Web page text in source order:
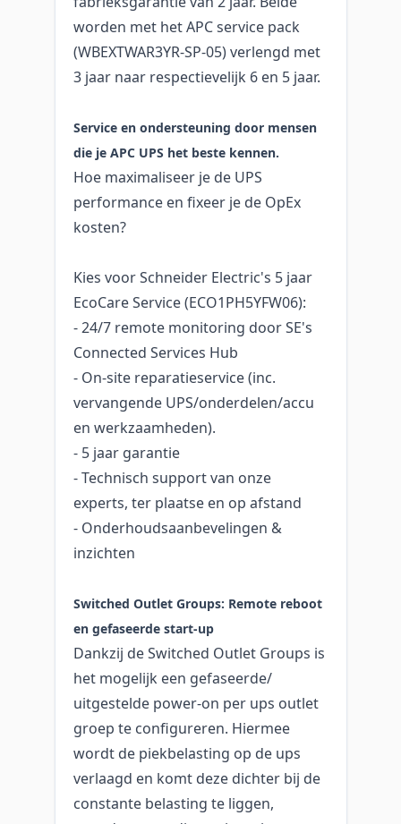
worden met het APC service pack
(WBEXTWAR3YR-SP-05) verlengd met
3 jaar naar respectievelijk 6 en 5 jaar.
Service en ondersteuning door mensen
die je APC UPS het beste kennen.
Hoe maximaliseer je de UPS
performance en fixeer je de OpEx
kosten?
Kies voor Schneider Electric's 5 jaar
EcoCare Service (ECO1PH5YFW06):
- 24/7 remote monitoring door SE's
Connected Services Hub
- On-site reparatieservice (inc.
vervangende UPS/onderdelen/accu
en werkzaamheden).
- 5 jaar garantie
- Technisch support van onze
experts, ter plaatse en op afstand
- Onderhoudsaanbevelingen &
inzichten
Switched Outlet Groups: Remote reboot
en gefaseerde start-up
Dankzij de Switched Outlet Groups is
het mogelijk een gefaseerde/
uitgestelde power-on per ups outlet
groep te configureren. Hiermee
wordt de piekbelasting op de ups
verlaagd en komt deze dichter bij de
constante belasting te liggen,